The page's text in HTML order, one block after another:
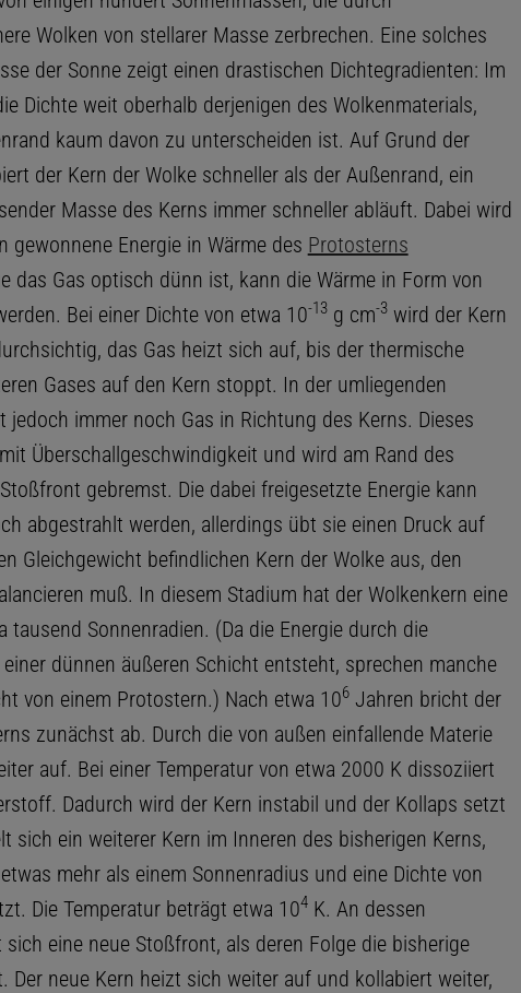
Wolken von stellarer Masse zerbrechen. Eine solches
der Sonne zeigt einen drastischen Dichtegradienten: Im
Dichte weit oberhalb derjenigen des Wolkenmaterials,
kaum davon zu unterscheiden ist. Auf Grund der
der Kern der Wolke schneller als der Außenrand, ein
Masse des Kerns immer schneller abläuft. Dabei wird
gewonnene Energie in Wärme des Protosterns
das Gas optisch dünn ist, kann die Wärme in Form von
Bei einer Dichte von etwa 10-13g cm-3wird der Kern
das Gas heizt sich auf, bis der thermische
Gases auf den Kern stoppt. In der umliegenden
jedoch immer noch Gas in Richtung des Kerns. Dieses
Überschallgeschwindigkeit und wird am Rand des
gebremst. Die dabei freigesetzte Energie kann
abgestrahlt werden, allerdings übt sie einen Druck auf
Gleichgewicht befindlichen Kern der Wolke aus, den
muß. In diesem Stadium hat der Wolkenkern eine
tausend Sonnenradien. (Da die Energie durch die
dünnen äußeren Schicht entsteht, sprechen manche
von einem Protostern.) Nach etwa 106Jahren bricht der
zunächst ab. Durch die von außen einfallende Materie
auf. Bei einer Temperatur von etwa 2000 K dissoziiert
Dadurch wird der Kern instabil und der Kollaps setzt
sich ein weiterer Kern im Inneren des bisherigen Kerns,
mehr als einem Sonnenradius und eine Dichte von
Die Temperatur beträgt etwa 104K. An dessen
eine neue Stoßfront, als deren Folge die bisherige
Der neue Kern heizt sich weiter auf und kollabiert weiter,